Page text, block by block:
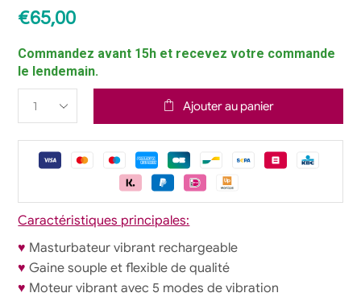
€65,00
Commandez avant 15h et recevez votre commande
le lendemain.
Ajouter au panier
Caractéristiques principales:
♥ Masturbateur vibrant rechargeable
♥Gaine souple et flexible de qualité
♥ Moteur vibrant avec 5 modes de vibration